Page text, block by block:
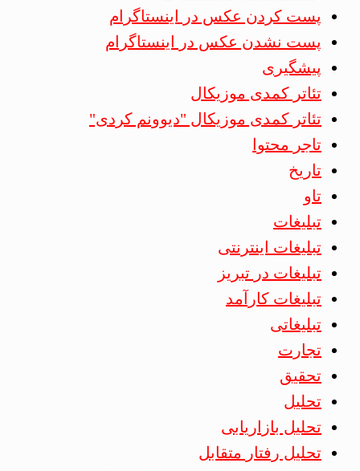
پست کردن عکس در اینستاگرام
پست نشدن عکس در اینستاگرام
پیشگیری
تئاتر کمدی موزیکال
تئاتر کمدی موزیکال "دیوونم کردی"
تاجر محتوا
تاریخ
تاو
تبلیغات
تبلیغات اینترنتی
تبلیغات در تبریز
تبلیغات کارآمد
تبلیغاتی
تجارت
تحقیق
تحلیل
تحلیل بازاریابی
تحلیل رفتار متقابل